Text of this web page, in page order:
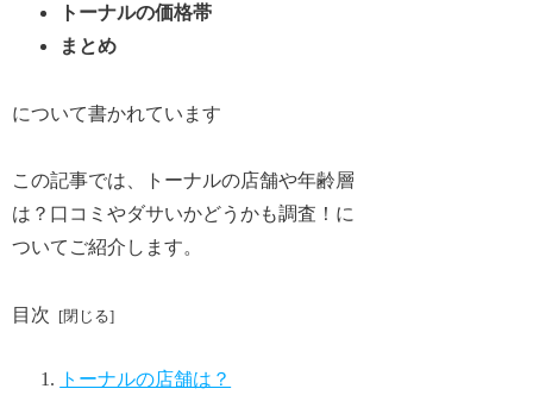
トーナルの価格帯
まとめ
について書かれています
この記事では、トーナルの店舗や年齢層
は？口コミやダサいかどうかも調査！に
ついてご紹介します。
目次
トーナルの店舗は？